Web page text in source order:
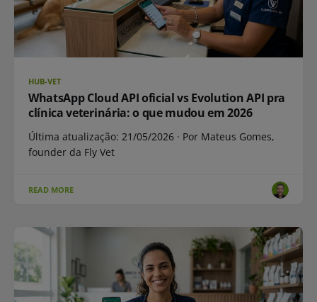
HUB-VET
WhatsApp Cloud API oficial vs Evolution API pra
clínica veterinária: o que mudou em 2026
Última atualização: 21/05/2026 · Por Mateus Gomes,
founder da Fly Vet
READ MORE